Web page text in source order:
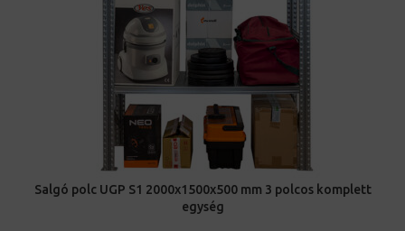
Salgó polc UGP S1 2000x1500x500 mm 3 polcos komplett
egység